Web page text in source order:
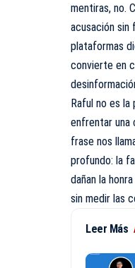
mentiras, no.
acusación sin
plataformas
convierte en
Raful no es la
enfrentar una
frase nos
profundo: la
dañan la
sin medir las
Leer Más